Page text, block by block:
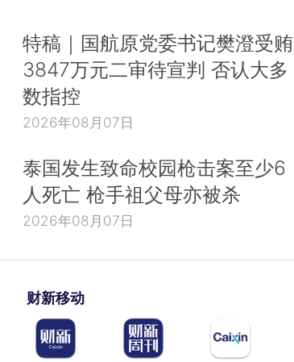
特稿｜国航原党委书记樊澄受贿
3847万元二审待宣判 否认大多
数指控
2026年08月07日
泰国发生致命校园枪击案至少6
人死亡 枪手祖父母亦被杀
2026年08月07日
财新移动